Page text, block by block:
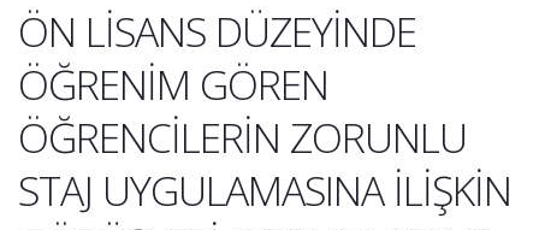
ÖN LİSANS DÜZEYİNDE
ÖĞRENİM GÖREN
ÖĞRENCİLERİN ZORUNLU
STAJ UYGULAMASINA İLİŞKİN